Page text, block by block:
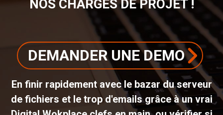
NOS CHARGÉS DE PROJET !
DEMANDER UNE DEMO
En finir rapidement avec le bazar du serveur
de fichiers et le trop d'emails grâce à un vrai